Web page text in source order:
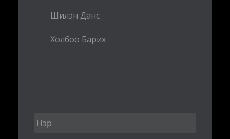
Шилэн Данс
Холбоо Барих